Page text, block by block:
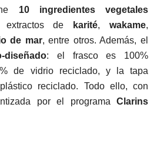
10 ingredientes vegetales
extractos de karité,wakame,
de mar, entre otros. Además, el
diseñado: el frasco es 100%
de vidrio reciclado, y la tapa
reciclado. Todo ello, con
por el programa Clarins